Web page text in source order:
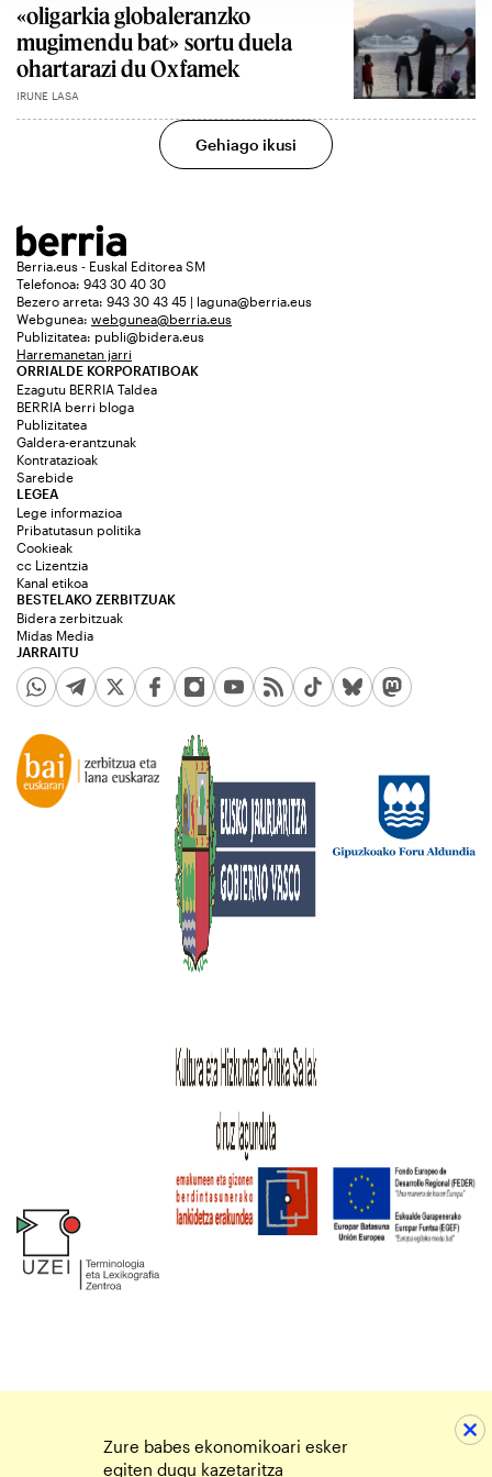
«oligarkia globaleranzko
mugimendu bat» sortu duela
ohartarazi du Oxfamek
IRUNE LASA
Gehiago ikusi
Berria.eus - Euskal Editorea SM
Telefonoa: 943 30 40 30
Bezero arreta: 943 30 43 45 | laguna@berria.eus
Webgunea: webgunea@berria.eus
Publizitatea: publi@bidera.eus
Harremanetan jarri
ORRIALDE KORPORATIBOAK
Ezagutu BERRIA Taldea
BERRIA berri bloga
Publizitatea
Galdera-erantzunak
Kontratazioak
Sarebide
JARRAITU
LEGEA
Lege informazioa
Pribatutasun politika
Cookieak
cc Lizentzia
Kanal etikoa
BESTELAKO ZERBITZUAK
Bidera zerbitzuak
Midas Media
Zure babes ekonomikoari esker
egiten dugu kazetaritza